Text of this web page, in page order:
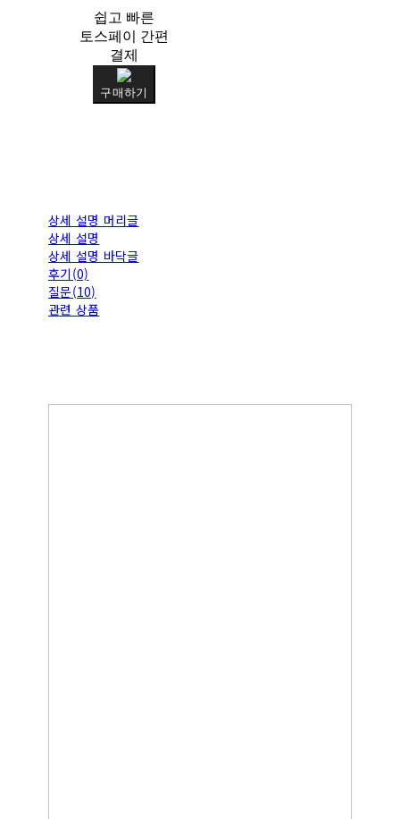
쉽고 빠른
토스페이 간편
결제
구매하기
상세 설명 머리글
상세 설명
상세 설명 바닥글
후기(0)
질문(10)
관련 상품